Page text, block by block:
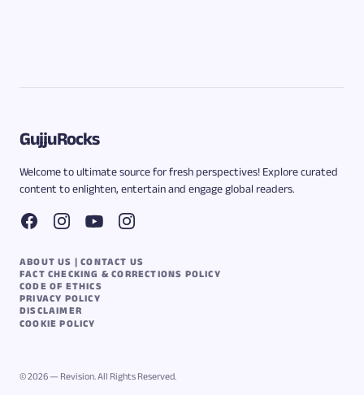
GujjuRocks
Welcome to ultimate source for fresh perspectives! Explore curated
content to enlighten, entertain and engage global readers.
ABOUT US | CONTACT US
FACT CHECKING & CORRECTIONS POLICY
CODE OF ETHICS
PRIVACY POLICY
DISCLAIMER
COOKIE POLICY
© 2026 — Revision. All Rights Reserved.